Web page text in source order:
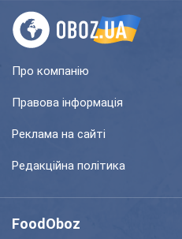
Про компанію
Правова інформація
Реклама на сайті
Редакційна політика
FoodOboz